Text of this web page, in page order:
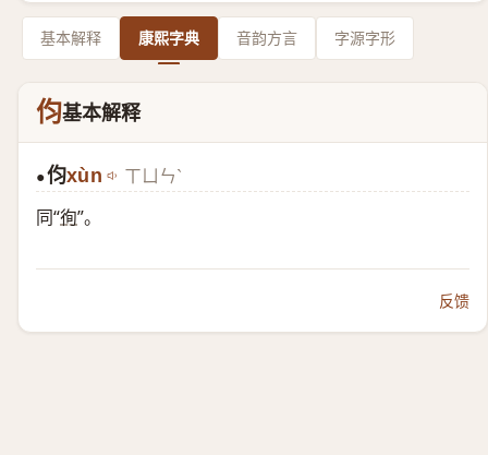
基本解释 康熙字典 音韵方言 字源字形
伨基本解释
●伨xùn ㄒㄩㄣˋ
同“徇”。
反馈